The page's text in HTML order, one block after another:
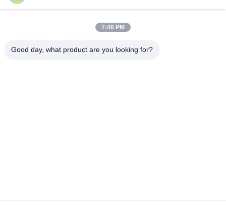
0086-13991372145
7:40 PM
Good day, what product are you looking for?